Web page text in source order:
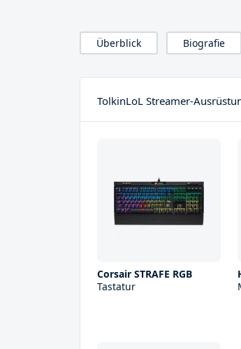
Überblick Biografie
TolkinLoL Streamer-
Corsair STRAFE RGB
Tastatur